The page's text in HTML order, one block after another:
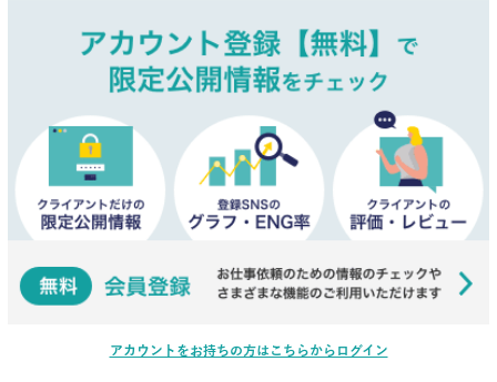
アカウントをお持ちの方はこちらからログイン